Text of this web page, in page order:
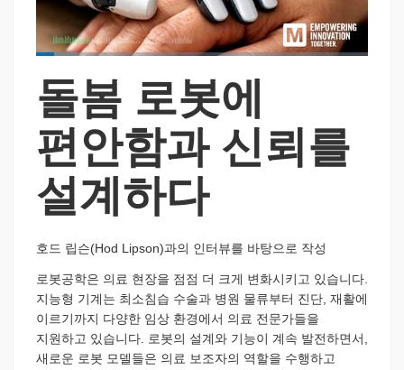
Pause Unmute
Loaded:
품
질
준
돌봄 로봇에
편안함과 신뢰를
설계하다
호드 립슨(Hod Lipson)과의 인터뷰를 바탕으로 작성
로봇공학은 의료 현장을 점점 더 크게 변화시키고 있습니다.
지능형 기계는 최소침습 수술과 병원 물류부터 진단, 재활에
이르기까지 다양한 임상 환경에서 의료 전문가들을
지원하고 있습니다. 로봇의 설계와 기능이 계속 발전하면서,
새로운 로봇 모델들은 의료 보조자의 역할을 수행하고